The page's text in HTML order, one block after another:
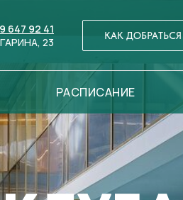
647 92 41
23
КАК ДОБРАТЬСЯ
РАСПИСАНИЕ